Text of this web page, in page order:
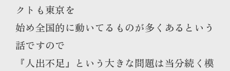
クトも東京を
始め全国的に動いてるものが多くあるという
話ですので
『人出不足』という大きな問題は当分続く模